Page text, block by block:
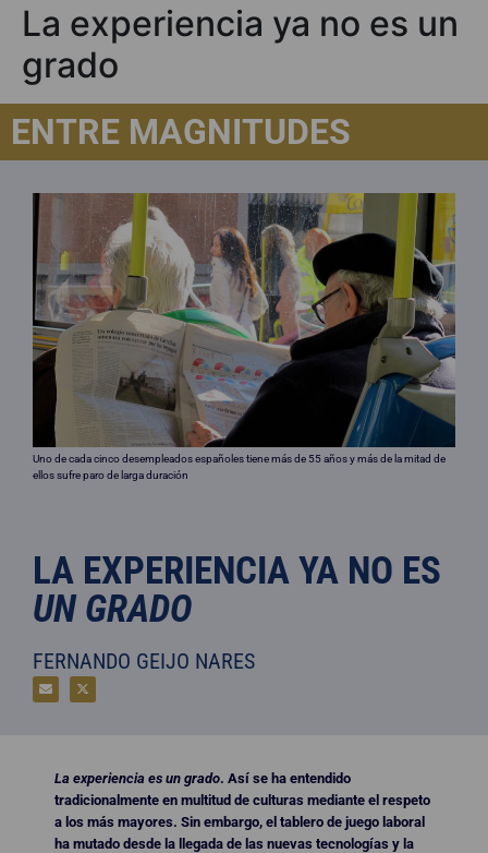
La experiencia ya no es un
grado
ENTRE MAGNITUDES
Uno de cada cinco desempleados españoles tiene más de 55 años y más de la mitad de
ellos sufre paro de larga duración
LA EXPERIENCIA YA NO ES
UN GRADO
FERNANDO GEIJO NARES
La experiencia es un grado. Así se ha entendido
tradicionalmente en multitud de culturas mediante el respeto
a los más mayores. Sin embargo, el tablero de juego laboral
ha mutado desde la llegada de las nuevas tecnologías y la